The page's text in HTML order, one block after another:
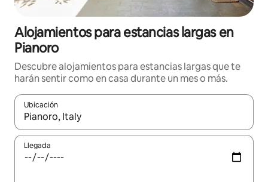
Alojamientos para estancias largas en
Pianoro
Descubre alojamientos para estancias largas que te
harán sentir como en casa durante un mes o más.
Ubicación
Cuando los resultados estén disponibles, podrás navegar
Llegada